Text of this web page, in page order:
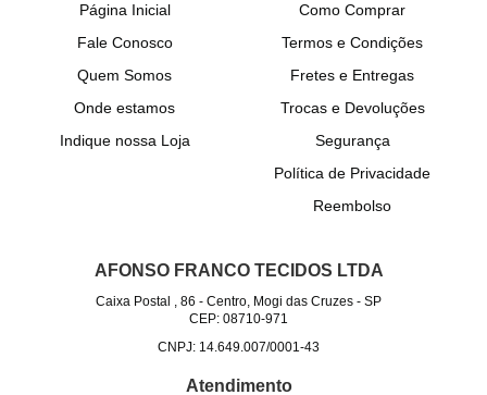
Página Inicial
Fale Conosco
Quem Somos
Onde estamos
Indique nossa Loja
Como Comprar
Termos e Condições
Fretes e Entregas
Trocas e Devoluções
Segurança
Política de Privacidade
Reembolso
AFONSO FRANCO TECIDOS LTDA
Caixa Postal , 86 -Centro, Mogi das Cruzes -SP
CEP: 08710-971
CNPJ: 14.649.007/0001-43
Atendimento